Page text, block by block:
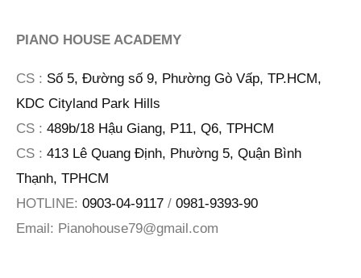
PIANO HOUSE ACADEMY
CS : Số 5, Đường số 9, Phường Gò Vấp, TP.HCM,
KDC Cityland Park Hills
CS : 489b/18 Hậu Giang, P11, Q6, TPHCM
CS : 413 Lê Quang Định, Phường 5, Quận Bình
Thạnh, TPHCM
HOTLINE: 0903-04-9117 / 0981-9393-90
Email: Pianohouse79@gmail.com